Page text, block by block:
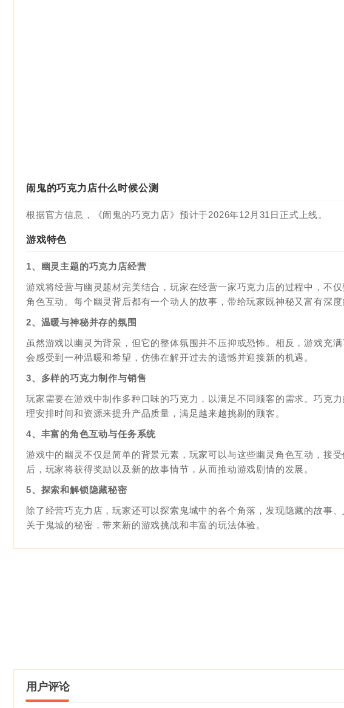
闹鬼的巧克力店什么时候公测
根据官方信息，《闹鬼的巧克力店》预计于‌2026年12月31日‌正式上线。‌‌
游戏特色
1、幽灵主题的巧克力店经营
游戏将经营与幽灵题材完美结合，玩家在经营一家巧克力店的过程中，不
角色互动。每个幽灵背后都有一个动人的故事，带给玩家既神秘又富有深度
2、温暖与神秘并存的氛围
虽然游戏以幽灵为背景，但它的整体氛围并不压抑或恐怖。相反，游戏充
会感受到一种温暖和希望，仿佛在解开过去的遗憾并迎接新的机遇。
3、多样的巧克力制作与销售
玩家需要在游戏中制作多种口味的巧克力，以满足不同顾客的需求。巧克
理安排时间和资源来提升产品质量，满足越来越挑剔的顾客。
4、丰富的角色互动与任务系统
游戏中的幽灵不仅是简单的背景元素，玩家可以与这些幽灵角色互动，接
后，玩家将获得奖励以及新的故事情节，从而推动游戏剧情的发展。
5、探索和解锁隐藏秘密
除了经营巧克力店，玩家还可以探索鬼城中的各个角落，发现隐藏的故事
关于鬼城的秘密，带来新的游戏挑战和丰富的玩法体验。
用户评论